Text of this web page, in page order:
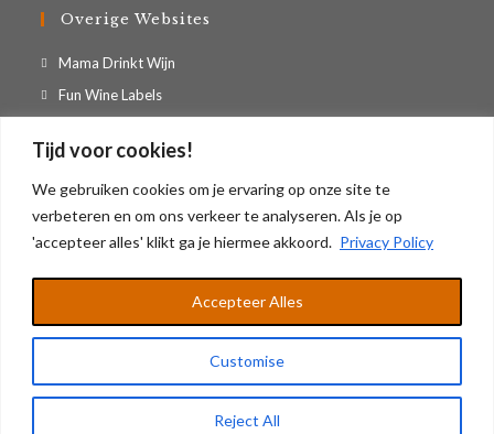
Tijd voor cookies!
We gebruiken cookies om je ervaring op onze site te
verbeteren en om ons verkeer te analyseren. Als je op
'accepteer alles' klikt ga je hiermee akkoord. Privacy Policy
Customise
Reject All
Accepteer Alles
Overige Websites
Mama Drinkt Wijn
een
nieuwe
Fun Wine LabelsOpent
in
een
een
nieuwe
tab
KvK: 17221788 / BTW: NL819136980B01
© Copyright - Geefdigitaal.nl